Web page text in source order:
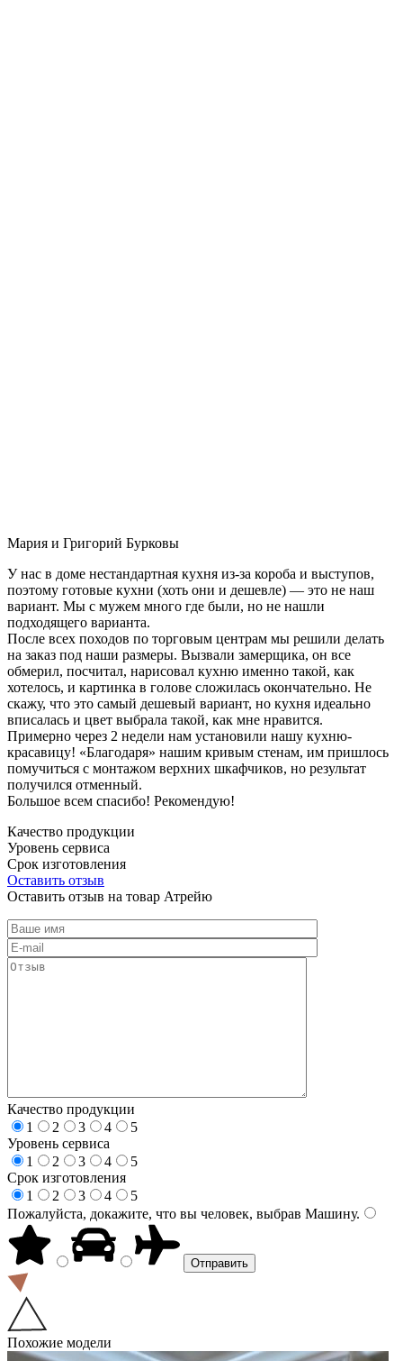
Мария и Григорий Бурковы
У нас в доме нестандартная кухня из-за короба и выступов,
поэтому готовые кухни (хоть они и дешевле) — это не наш
вариант. Мы с мужем много где были, но не нашли
подходящего варианта.
После всех походов по торговым центрам мы решили делать
на заказ под наши размеры. Вызвали замерщика, он все
обмерил, посчитал, нарисовал кухню именно такой, как
хотелось, и картинка в голове сложилась окончательно. Не
скажу, что это самый дешевый вариант, но кухня идеально
вписалась и цвет выбрала такой, как мне нравится.
Примерно через 2 недели нам установили нашу кухню-
красавицу! «Благодаря» нашим кривым стенам, им пришлось
помучиться с монтажом верхних шкафчиков, но результат
получился отменный.
Большое всем спасибо! Рекомендую!
Качество продукции
Уровень сервиса
Срок изготовления
Оставить отзыв
Оставить отзыв на товар Атрейю
Качество продукции
1
2 3 4
5
Уровень сервиса
1
2 3 4
5
Срок изготовления
1
2 3 4
5
Пожалуйста, докажите, что вы человек, выбрав Машину.
Похожие модели